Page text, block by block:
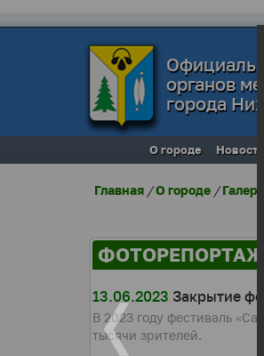
органов
города
О городе Новости
Главная /О городе /
13.06.2023 Закрытие
В 2023 году фестиваль
тысячи зрителей.